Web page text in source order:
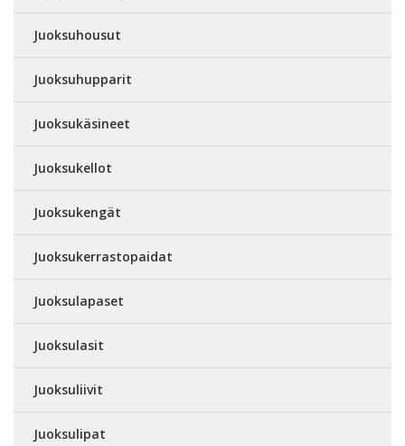
Juoksuhousut
Juoksuhupparit
Juoksukäsineet
Juoksukellot
Juoksukengät
Juoksukerrastopaidat
Juoksulapaset
Juoksulasit
Juoksuliivit
Juoksulipat